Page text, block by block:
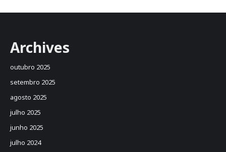
Archives
outubro 2025
setembro 2025
agosto 2025
julho 2025
junho 2025
julho 2024